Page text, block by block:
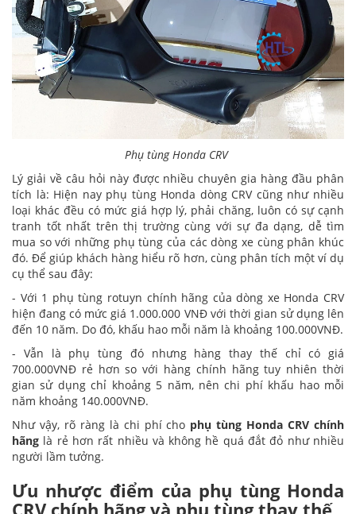
Phụ tùng Honda CRV
Lý giải về câu hỏi này được nhiều chuyên gia hàng đầu phân
tích là: Hiện nay phụ tùng Honda dòng CRV cũng như nhiều
loại khác đều có mức giá hợp lý, phải chăng, luôn có sự cạnh
tranh tốt nhất trên thị trường cùng với sự đa dạng, dễ tìm
mua so với những phụ tùng của các dòng xe cùng phân khúc
đó. Để giúp khách hàng hiểu rõ hơn, cùng phân tích một ví dụ
cụ thể sau đây:
- Với 1 phụ tùng rotuyn chính hãng của dòng xe Honda CRV
hiện đang có mức giá 1.000.000 VNĐ với thời gian sử dụng lên
đến 10 năm. Do đó, khấu hao mỗi năm là khoảng 100.000VNĐ.
- Vẫn là phụ tùng đó nhưng hàng thay thế chỉ có giá
700.000VNĐ rẻ hơn so với hàng chính hãng tuy nhiên thời
gian sử dụng chỉ khoảng 5 năm, nên chi phí khấu hao mỗi
năm khoảng 140.000VNĐ.
Như vậy, rõ ràng là chi phí cho phụ tùng Honda CRV chính
hãng là rẻ hơn rất nhiều và không hề quá đắt đỏ như nhiều
người lầm tưởng.
Ưu nhược điểm của phụ tùng Honda
CRV chính hãng và phụ tùng thay thế